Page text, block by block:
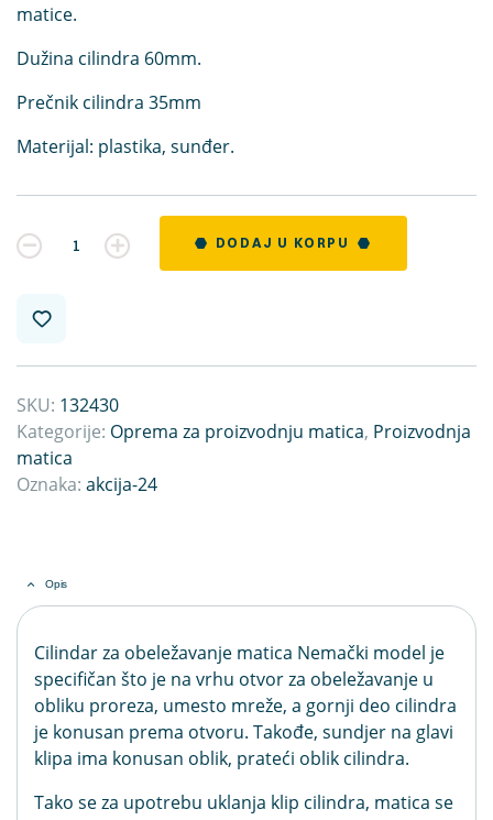
matice.
Dužina cilindra 60mm.
Prečnik cilindra 35mm
Materijal: plastika, sunđer.
Kvantitet DODAJ U KORPU
SKU: 132430
Kategorije: Oprema za proizvodnju matica, Proizvodnja
matica
Oznaka: akcija-24
Opis
Cilindar za obeležavanje matica Nemački model je
specifičan što je na vrhu otvor za obeležavanje u
obliku proreza, umesto mreže, a gornji deo cilindra
je konusan prema otvoru. Takođe, sundjer na glavi
klipa ima konusan oblik, prateći oblik cilindra.
Tako se za upotrebu uklanja klip cilindra, matica se